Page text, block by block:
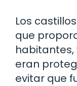
Los
que
habitantes,
eran
evitar que